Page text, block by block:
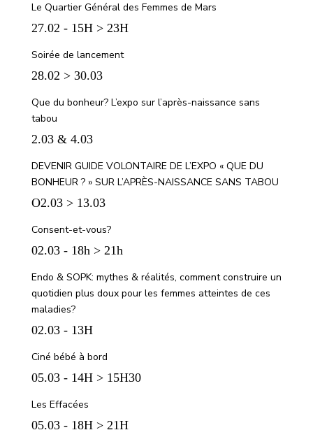
Le Quartier Général des Femmes de Mars
27.02 - 15H > 23H
Soirée de lancement
28.02 > 30.03
Que du bonheur? L’expo sur l’après-naissance sans
tabou
2.03 & 4.03
DEVENIR GUIDE VOLONTAIRE DE L’EXPO « QUE DU
BONHEUR ? » SUR L’APRÈS-NAISSANCE SANS TABOU
O2.03 > 13.03
Consent-et-vous?
02.03 - 18h > 21h
Endo & SOPK: mythes & réalités, comment construire un
quotidien plus doux pour les femmes atteintes de ces
maladies?
02.03 - 13H
Ciné bébé à bord
05.03 - 14H > 15H30
Les Effacées
05.03 - 18H > 21H